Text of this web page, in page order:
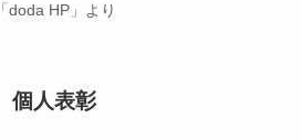
「doda HP」より
個人表彰